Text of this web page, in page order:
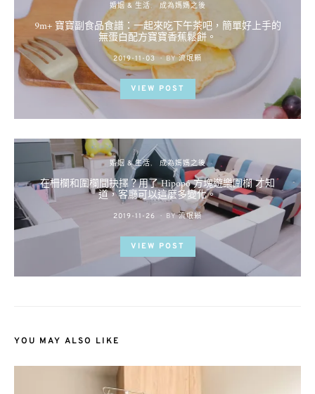
婚姻 & 生活 成為媽媽之後
9m+ 寶寶副食品食譜：一起來吃下午茶吧，簡單好上手的
無蛋白配方寶寶香蕉鬆餅。
POSTED
ON
2019-11-03 BY 流氓顆
VIEW POST
婚姻 & 生活 成為媽媽之後
在柵欄和圍欄間抉擇？用了 Hipopó 方塊遊樂圍欄 才知
道，客廳可以這麼多變化。
POSTED
2019-11-26 BY 流氓顆
VIEW POST
YOU MAY ALSO LIKE